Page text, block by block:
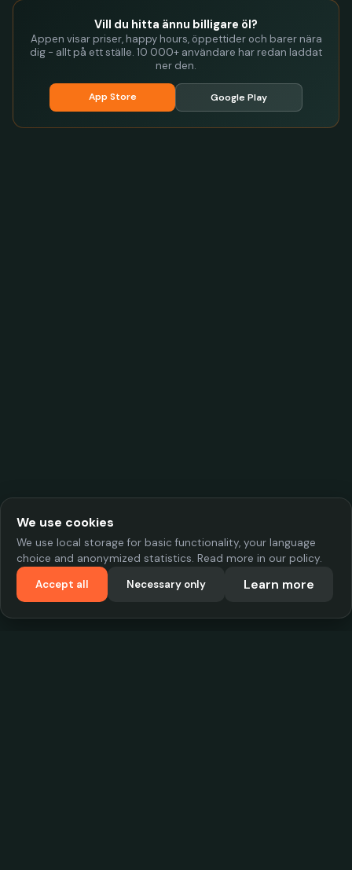
Vill du hitta ännu billigare öl?
Appen visar priser, happy hours, öppettider och barer nära
dig - allt på ett ställe. 10 000+ användare har redan laddat
ner den.
App Store Google Play
We use cookies
We use local storage for basic functionality, your language
choice and anonymized statistics. Read more in our policy.
Accept all
Necessary only Learn more